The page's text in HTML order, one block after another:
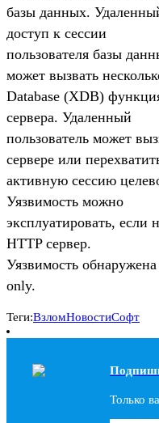
базы данных.
доступ к сессии
пользователя базы
может вызвать
Database (XDB)
сервера. Удаленный
пользователь может
сервере или
активную сессию
Уязвимость можно
эксплуатировать, если
HTTP сервер.
Уязвимость
only.
Теги:ВзломНовостиСофт
Только